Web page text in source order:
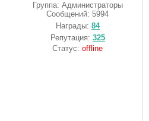
Группа: Администраторы
Сообщений:5994
Награды: 84
Репутация: 325
Статус:offline